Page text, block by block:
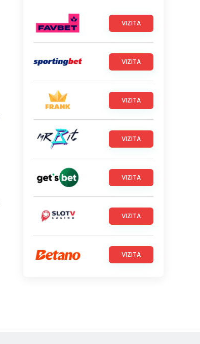
VIZITA
VIZITA
VIZITA
VIZITA
VIZITA
VIZITA
VIZITA